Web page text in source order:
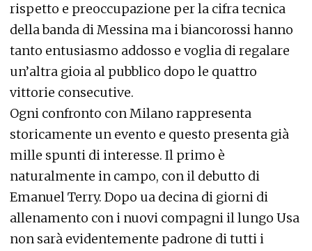
rispetto e preoccupazione per la cifra tecnica
della banda di Messina ma i biancorossi hanno
tanto entusiasmo addosso e voglia di regalare
un’altra gioia al pubblico dopo le quattro
vittorie consecutive.
Ogni confronto con Milano rappresenta
storicamente un evento e questo presenta già
mille spunti di interesse. Il primo è
naturalmente in campo, con il debutto di
Emanuel Terry. Dopo ua decina di giorni di
allenamento con i nuovi compagni il lungo Usa
non sarà evidentemente padrone di tutti i